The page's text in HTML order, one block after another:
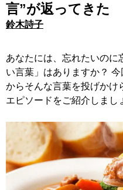
言”が返ってきた
鈴木詩子
あなたには、忘れたいのに
い言葉」はありますか？
からそんな言葉を投げかけ
エピソードをご紹介しまし